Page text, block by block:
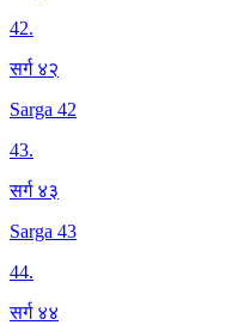
42.
सर्ग ४२
Sarga 42
43.
सर्ग ४३
Sarga 43
44.
सर्ग ४४